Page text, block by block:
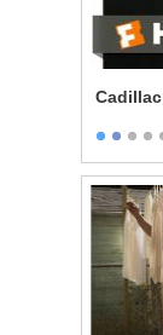
Cadillac